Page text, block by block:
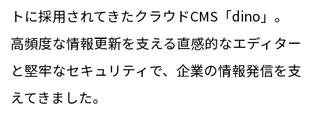
トに採用されてきたクラウドCMS「dino」。
高頻度な情報更新を支える直感的なエディター
と堅牢なセキュリティで、企業の情報発信を支
えてきました。